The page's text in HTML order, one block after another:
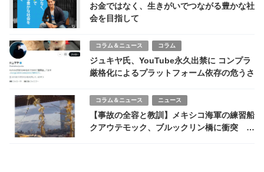
お金ではなく、生きがいでつながる豊かな社
会を目指して
コラム＆ニュース コラム
ジュキヤ氏、YouTube永久出禁に コンプラ
厳格化によるプラットフォーム依存の危うさ
コラム＆ニュース ニュース
【事故の全容と教訓】メキシコ海軍の練習船
クアウテモック、ブルックリン橋に衝突 死